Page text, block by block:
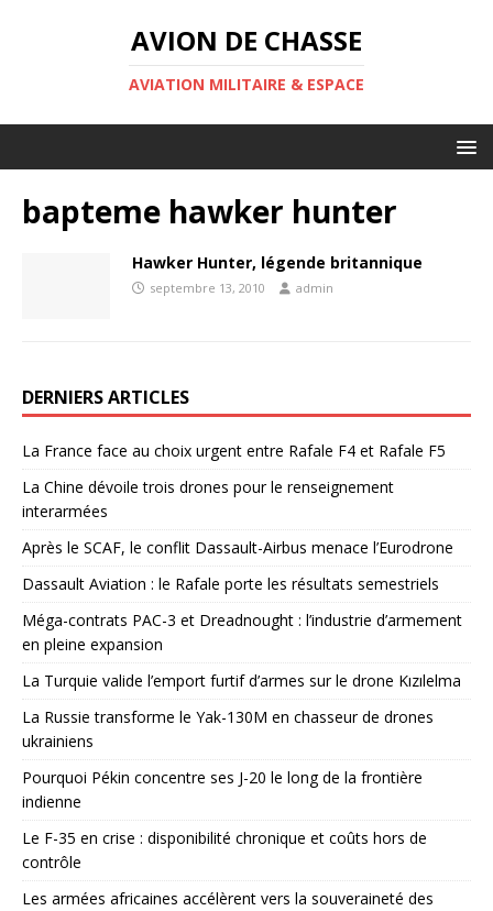
AVION DE CHASSE
AVIATION MILITAIRE & ESPACE
bapteme hawker hunter
Hawker Hunter, légende britannique
septembre 13, 2010 admin
DERNIERS ARTICLES
La France face au choix urgent entre Rafale F4 et Rafale F5
La Chine dévoile trois drones pour le renseignement
interarmées
Après le SCAF, le conflit Dassault-Airbus menace l’Eurodrone
Dassault Aviation : le Rafale porte les résultats semestriels
Méga-contrats PAC-3 et Dreadnought : l’industrie d’armement
en pleine expansion
La Turquie valide l’emport furtif d’armes sur le drone Kızılelma
La Russie transforme le Yak-130M en chasseur de drones
ukrainiens
Pourquoi Pékin concentre ses J-20 le long de la frontière
indienne
Le F-35 en crise : disponibilité chronique et coûts hors de
contrôle
Les armées africaines accélèrent vers la souveraineté des